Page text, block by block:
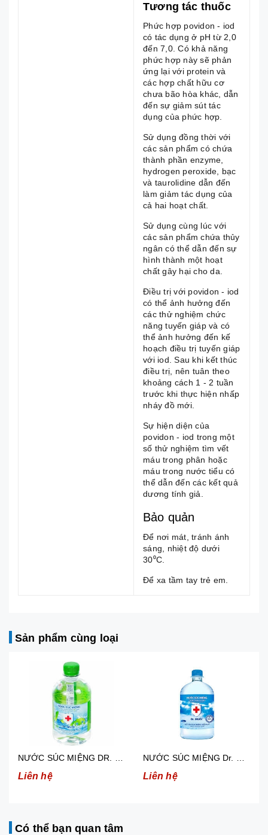
Tương tác thuốc
Phức hợp povidon - iod
có tác dụng ở pH từ 2,0
đến 7,0. Có khả năng
phức hợp này sẽ phản
ứng lại với protein và
các hợp chất hữu cơ
chưa bão hòa khác, dẫn
đến sự giảm sút tác
dụng của phức hợp.
Sử dụng đồng thời với
các sản phẩm có chứa
thành phần enzyme,
hydrogen peroxide, bạc
và taurolidine dẫn đến
làm giảm tác dụng của
cả hai hoạt chất.
Sử dụng cùng lúc với
các sản phẩm chứa thủy
ngân có thể dẫn đến sự
hình thành một hoạt
chất gây hại cho da.
Điều trị với povidon - iod
có thể ảnh hưởng đến
các thử nghiệm chức
năng tuyến giáp và có
thể ảnh hưởng đến kế
hoạch điều trị tuyến giáp
với iod. Sau khi kết thúc
điều trị, nên tuân theo
khoảng cách 1 - 2 tuần
trước khi thực hiện nhấp
nháy đồ mới.
Sự hiện diện của
povidon - iod trong một
số thử nghiệm tìm vết
máu trong phân hoặc
máu trong nước tiểu có
thể dẫn đến các kết quả
dương tính giả.
Bảo quản
Để nơi mát, tránh ánh
sáng, nhiệt độ dưới
30⁰C.
Để xa tầm tay trẻ em.
Sản phẩm cùng loại
Liên hệ Liên hệ
Có thể bạn quan tâm